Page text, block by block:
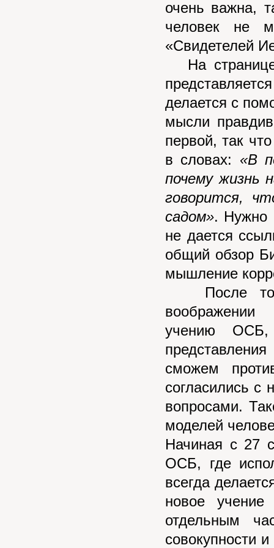
очень важна,
человек не
«Свидетелей
На странице
делается с
мысли
первой, так
в словах: «В
почему жизнь
говорится,
садом». Нужно
не дается
общий обзор
мышление
После
воображении
учению ОСБ,
сможем
согласились с
вопросами.
моделей
Начиная с 27
ОСБ, где
всегда
новое
отдельным
совокупности и